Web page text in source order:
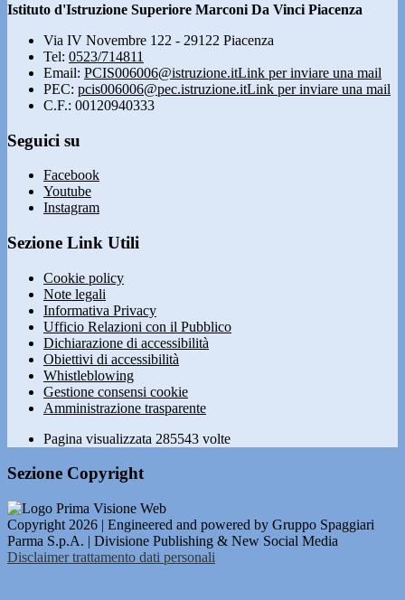
Istituto d'Istruzione Superiore Marconi Da Vinci Piacenza
Via IV Novembre 122 - 29122 Piacenza
Tel: 0523/714811
Email: PCIS006006@istruzione.itLink per inviare una mail
PEC: pcis006006@pec.istruzione.itLink per inviare una mail
C.F.: 00120940333
Seguici su
Facebook
Youtube
Instagram
Sezione Link Utili
Cookie policy
Note legali
Informativa Privacy
Ufficio Relazioni con il Pubblico
Dichiarazione di accessibilità
Obiettivi di accessibilità
Whistleblowing
Gestione consensi cookie
Amministrazione trasparente
Pagina visualizzata 285543 volte
Sezione Copyright
Copyright 2026 | Engineered and powered by Gruppo Spaggiari
Parma S.p.A. | Divisione Publishing & New Social Media
Disclaimer trattamento dati personali